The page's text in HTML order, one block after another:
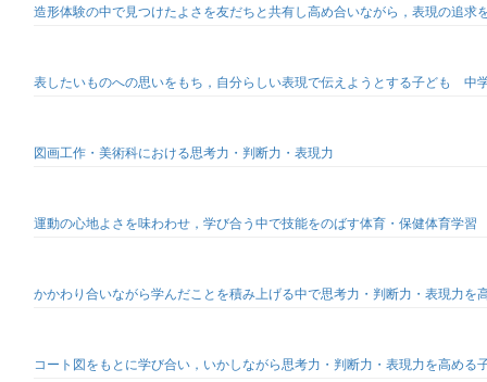
造形体験の中で見つけたよさを友だちと共有し高め合いながら，表現の追
表したいものへの思いをもち，自分らしい表現で伝えようとする子ども 中
図画工作・美術科における思考力・判断力・表現力
運動の心地よさを味わわせ，学び合う中で技能をのばす体育・保健体育学習
かかわり合いながら学んだことを積み上げる中で思考力・判断力・表現力
コート図をもとに学び合い，いかしながら思考力・判断力・表現力を高め